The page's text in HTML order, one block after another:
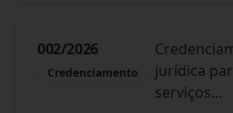
002/2026
Credenciamento
jurídica
serviços...